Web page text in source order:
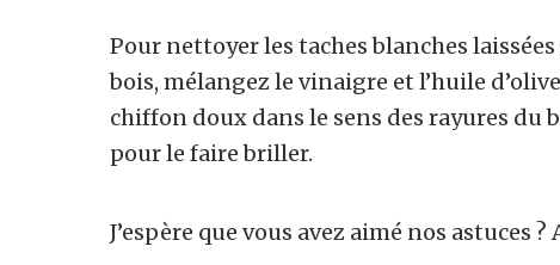
Pour nettoyer les taches blanches
bois, mélangez le vinaigre et l’huile
chiffon doux dans le sens des rayures
pour le faire briller.
J’espère que vous avez aimé nos astuces ?